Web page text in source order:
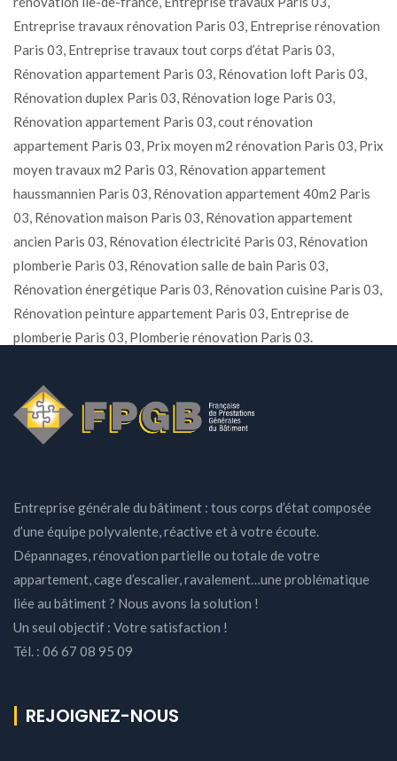
Entreprise travaux rénovation Paris 03, Entreprise rénovation
Paris 03, Entreprise travaux tout corps d’état Paris 03,
Rénovation appartement Paris 03, Rénovation loft Paris 03,
Rénovation duplex Paris 03, Rénovation loge Paris 03,
Rénovation appartement Paris 03, cout rénovation
appartement Paris 03, Prix moyen m2 rénovation Paris 03, Prix
moyen travaux m2 Paris 03, Rénovation appartement
haussmannien Paris 03, Rénovation appartement 40m2 Paris
03, Rénovation maison Paris 03, Rénovation appartement
ancien Paris 03, Rénovation électricité Paris 03, Rénovation
plomberie Paris 03, Rénovation salle de bain Paris 03,
Rénovation énergétique Paris 03, Rénovation cuisine Paris 03,
Rénovation peinture appartement Paris 03, Entreprise de
plomberie Paris 03, Plomberie rénovation Paris 03.
Entreprise générale du bâtiment : tous corps d’état composée
d’une équipe polyvalente, réactive et à votre écoute.
Dépannages, rénovation partielle ou totale de votre
appartement, cage d’escalier, ravalement…une problématique
liée au bâtiment ? Nous avons la solution !
Un seul objectif : Votre satisfaction !
Tél. : 06 67 08 95 09
REJOIGNEZ-NOUS